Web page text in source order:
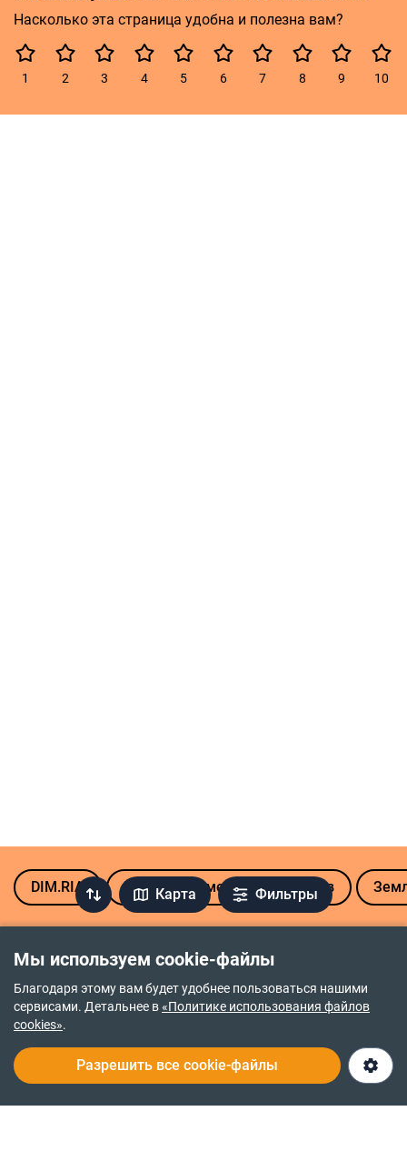
Мы используем cookie-файлы
Благодаря этому вам будет удобнее пользоваться нашими
сервисами. Детальнее в«Политике использования файлов
cookies».
Разрешить все cookie-файлы
Карта Фильтры
DIM.RIA Продажа земельных участков
Насколько эта страница удобна и полезна вам?
Старогородский
Популярные микрорайоны Винницы
Академический
Дальнее замостье